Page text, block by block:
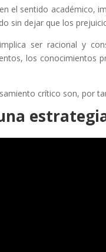
el sentido académico,
sin dejar que los
ser racional y
los conocimientos
crítico son, por